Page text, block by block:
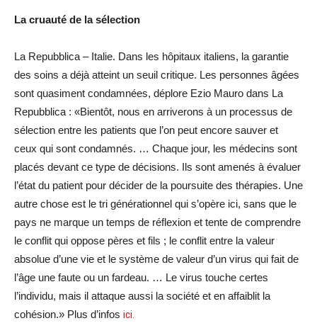
La cruauté de la sélection
La Repubblica – Italie. Dans les hôpitaux italiens, la garantie
des soins a déjà atteint un seuil critique. Les personnes âgées
sont quasiment condamnées, déplore Ezio Mauro dans La
Repubblica : «Bientôt, nous en arriverons à un processus de
sélection entre les patients que l’on peut encore sauver et
ceux qui sont condamnés. … Chaque jour, les médecins sont
placés devant ce type de décisions. Ils sont amenés à évaluer
l’état du patient pour décider de la poursuite des thérapies. Une
autre chose est le tri générationnel qui s’opère ici, sans que le
pays ne marque un temps de réflexion et tente de comprendre
le conflit qui oppose pères et fils ; le conflit entre la valeur
absolue d’une vie et le système de valeur d’un virus qui fait de
l’âge une faute ou un fardeau. … Le virus touche certes
l’individu, mais il attaque aussi la société et en affaiblit la
cohésion.» Plus d’infos ici.